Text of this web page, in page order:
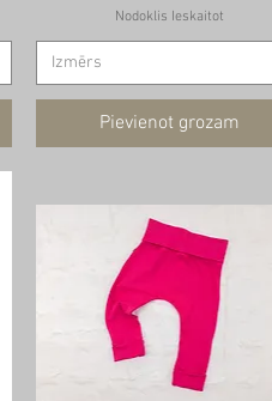
Nodoklis Ieskaitot
Izmērs
Pievienot grozam